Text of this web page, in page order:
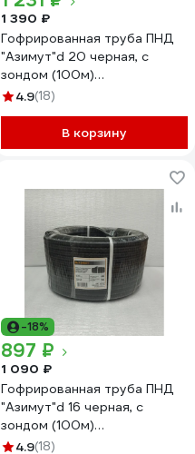
1 390 ₽
Гофрированная труба ПНД
"Азимут"d 20 черная, с
зондом (100м)
00000001060
4.9(18)
В корзину
-18%
897 ₽
1 090 ₽
Гофрированная труба ПНД
"Азимут"d 16 черная, с
зондом (100м)
00000001057
4.9(18)